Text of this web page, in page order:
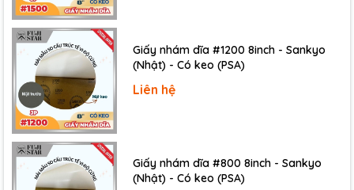
Độ phân giải cao
Đồng hồ ampe kìm Kyoritsu 2412 có độ phân giải
0,01mA, cho kết quả đo chính xác và chi tiết.
Sản phẩm cũng có công tắc lọc tần số để loại bỏ ảnh
hưởng của sóng hài, tăng độ tin cậy của kết quả đo.
Ampe kìm Kyoritsu 2412 có thiết kế tiện dụng
Ampe kìm đo dòng rò Kyoritsu 2412
Giấy nhám dĩa #1200 8inch - Sankyo
(Nhật) - Có keo (PSA)
Liên hệ
Giấy nhám dĩa #800 8inch - Sankyo
(Nhật) - Có keo (PSA)